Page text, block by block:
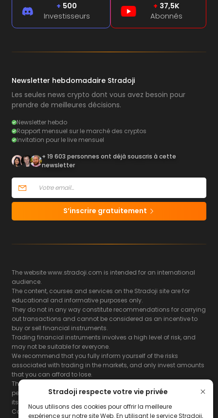
Stradoji respecte votre vie privée
Nous utilisons des cookies pour offrir la meilleure
expérience sur notre site Web. En utilisant le service Stradoji,
+ 500
Investisseurs
+ 37,5K
Abonnés
Newsletter hebdomadaire Stradoji
Les seules news crypto dont vous avez besoin pour
prendre de meilleures décisions.
Newsletter hebdo
Rapport mensuel sur le marché des cryptos
Invitation pour le live mensuel
+ 19 603 personnes ont déjà souscris à cette
newsletter
S’inscrire gratuitement
The website www.stradoji.com is intended for an international
audience.
The content, courses and services on the Stradoji site are for
educational and informative purposes only.
They do not in any way constitute recommendations for carrying
out transactions and cannot be considered as an incentive to
buy or sell financial instruments.
Trading financial instruments involves a high level of risk, and
may not be suitable for everyone.
We recommend that you fully inform yourself of the risks
associated with trading in the markets, and only invest amounts
that you can afford to lose.
The Stradoji site does not guarantee the results or the
performance of products based on the information contained on
its site and its servers.
Consequently, the Stradoji site and its publishing company